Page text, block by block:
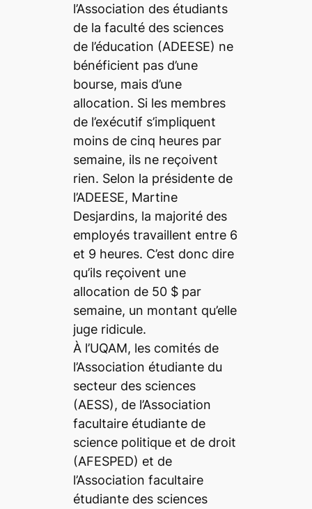
l’Association des étudiants
de la faculté des sciences
de l’éducation (ADEESE) ne
bénéficient pas d’une
bourse, mais d’une
allocation. Si les membres
de l’exécutif s’impliquent
moins de cinq heures par
semaine, ils ne reçoivent
rien. Selon la présidente de
l’ADEESE, Martine
Desjardins, la majorité des
employés travaillent entre 6
et 9 heures. C’est donc dire
qu’ils reçoivent une
allocation de 50 $ par
semaine, un montant qu’elle
juge ridicule.
À l’UQAM, les comités de
l’Association étudiante du
secteur des sciences
(AESS), de l’Association
facultaire étudiante de
science politique et de droit
(AFESPED) et de
l’Association facultaire
étudiante des sciences